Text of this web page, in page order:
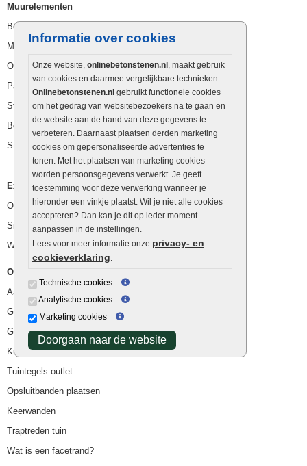
Informatie over cookies
Onze website, onlinebetonstenen.nl , maakt gebruik
van cookies en daarmee vergelijkbare technieken.
Onlinebetonstenen.nl gebruikt functionele cookies
om het gedrag van websitebezoekers na te gaan en
de website aan de hand van deze gegevens te
verbeteren. Daarnaast plaatsen derden marketing
cookies om gepersonaliseerde advertenties te
tonen. Met het plaatsen van marketing cookies
worden persoonsgegevens verwerkt. Je geeft
toestemming voor deze verwerking wanneer je
hieronder een vinkje plaatst. Wil je niet alle cookies
accepteren? Dan kan je dit op ieder moment
aanpassen in de instellingen.
Lees voor meer informatie onze privacy- en
cookieverklaring
Technische cookies
Analytische cookies
Marketing cookies
Doorgaan naar de website
Muurelementen
Betonbielzen
Muurstenen
Opsluitbanden
Palissaden
Stapelblokken
Betonblokken
Stapelstenen
Extra benodigdheden
Ophoogzand
Siergrind en siersplit
Waterafvoer
Overig
Aanbiedingen
Goedkope bestrating
Goedkope tuintegels
Kunstgras
Tuintegels outlet
Opsluitbanden plaatsen
Keerwanden
Traptreden tuin
Wat is een facetrand?